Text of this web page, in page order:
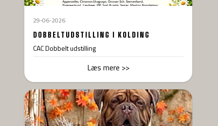
29-06-2026
DOBBELTUDSTILLING I KOLDING
CAC Dobbelt udstilling
Læs mere >>